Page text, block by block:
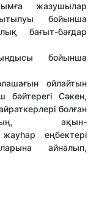
жазушылар
бойынша
бағыт-бағдар
бойынша
ойлайтын
Сәкен,
болған
ақын-
еңбектері
айналып,